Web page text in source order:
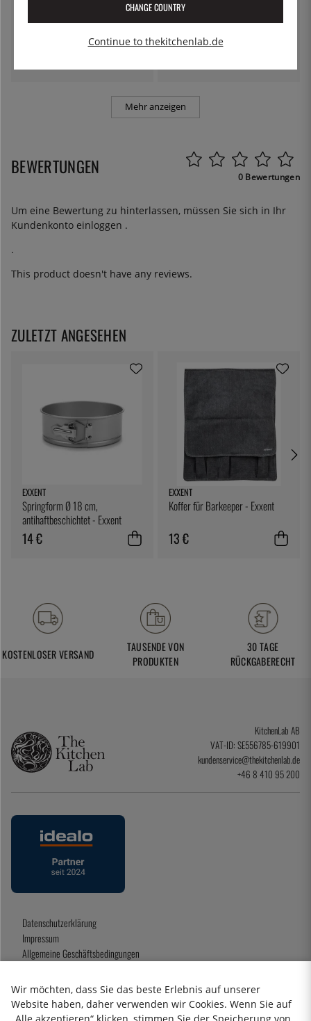
3 CLAVELES
cm - 3 Claveles
Mehr anzeigen
BEWERTUNGEN 0 Bewertungen
Um eine Bewertung zu hinterlassen, müssen Sie sich in Ihr
Kundenkonto einloggen .
.
This product doesn't have any reviews.
ZULETZT ANGESEHEN
EXXENT
Springform Ø 18 cm,
antihaftbeschichtet - Exxent
14 €
EXXENT
Koffer für Barkeeper - Exxent
13 €
KOSTENLOSER VERSAND
TAUSENDE VON
PRODUKTEN
30 TAGE
RÜCKGABERECHT
KitchenLab AB
VAT-ID: SE556785-619901
kundenservice@thekitchenlab.de
+46 8 410 95 200
Datenschutzerklärung
Impressum
Allgemeine Geschäftsbedingungen
Wir möchten, dass Sie das beste Erlebnis auf unserer
Website haben, daher verwenden wir Cookies. Wenn Sie auf
CHANGE COUNTRY
Continue to thekitchenlab.de